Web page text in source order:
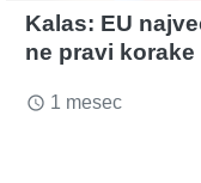
Kalas: EU
ne pravi korake
access_time 1 mesec